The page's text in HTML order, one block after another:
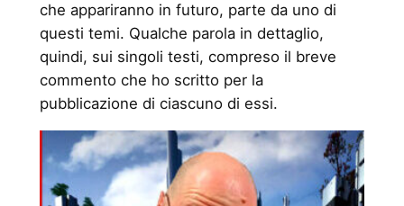
che appariranno in futuro, parte da uno di
questi temi. Qualche parola in dettaglio,
quindi, sui singoli testi, compreso il breve
commento che ho scritto per la
pubblicazione di ciascuno di essi.